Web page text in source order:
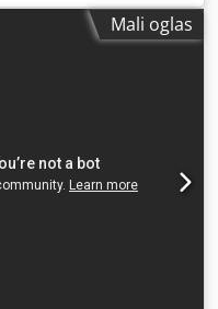
Mali oglas